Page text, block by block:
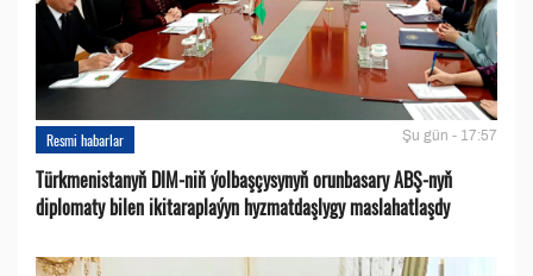
Resmi habarlar Şu gün - 17:57
Türkmenistanyň DIM-niň ýolbaşçysynyň orunbasary ABŞ-nyň
diplomaty bilen ikitaraplaýyn hyzmatdaşlygy maslahatlaşdy